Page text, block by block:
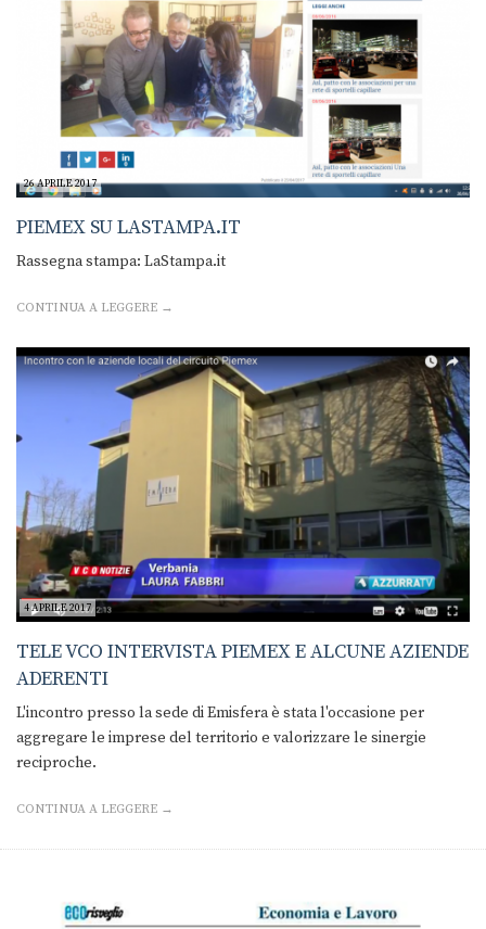
26 APRILE 2017
PIEMEX SU LASTAMPA.IT
Rassegna stampa: LaStampa.it
CONTINUA A LEGGERE →
4 APRILE 2017
TELE VCO INTERVISTA PIEMEX E ALCUNE AZIENDE
ADERENTI
L'incontro presso la sede di Emisfera è stata l'occasione per
aggregare le imprese del territorio e valorizzare le sinergie
reciproche.
CONTINUA A LEGGERE →